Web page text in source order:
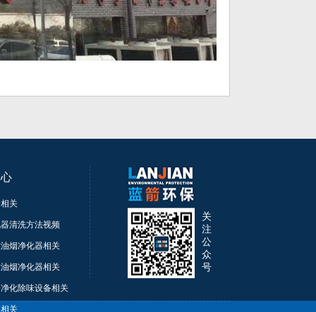
关
清洗方法视频
烟净化器相关
烟净化器相关
化除味设备相关
关
关
注
公
众
号